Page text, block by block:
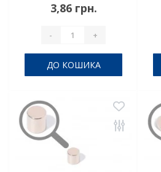
3,86 грн.
- +
ДО КОШИКА